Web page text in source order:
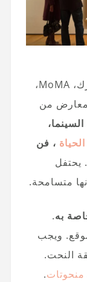
معرض الفن الأكثر شهرة في نيويورك، MoMA،
معارض من
، فن
يحتفل
به.
ويجب
النحت.
منحوتات.